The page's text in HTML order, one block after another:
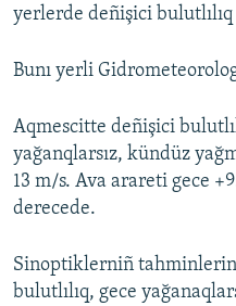
RFE/RS bütün saytları
yerlerde deñişici
Bunı yerli
Aqmescitte deñişici
yağanqlarsız, kündüz
13 m/s. Ava arareti gece
derecede.
Sinoptiklerniñ
bulutlılıq, gece